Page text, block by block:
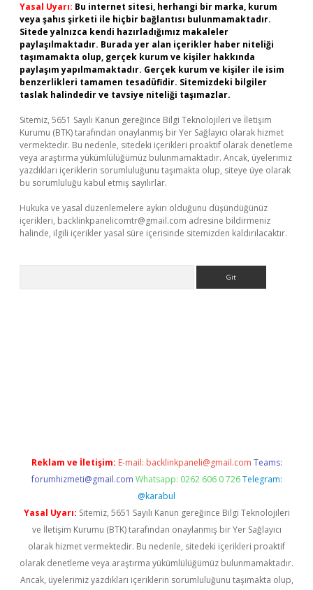
Yasal Uyarı: Bu internet sitesi, herhangi bir marka, kurum
veya şahıs şirketi ile hiçbir bağlantısı bulunmamaktadır.
Sitede yalnızca kendi hazırladığımız makaleler
paylaşılmaktadır. Burada yer alan içerikler haber niteliği
taşımamakta olup, gerçek kurum ve kişiler hakkında
paylaşım yapılmamaktadır. Gerçek kurum ve kişiler ile isim
benzerlikleri tamamen tesadüfidir. Sitemizdeki bilgiler
taslak halindedir ve tavsiye niteliği taşımazlar.
Sitemiz, 5651 Sayılı Kanun gereğince Bilgi Teknolojileri ve İletişim
Kurumu (BTK) tarafından onaylanmış bir Yer Sağlayıcı olarak hizmet
vermektedir. Bu nedenle, sitedeki içerikleri proaktif olarak denetleme
veya araştırma yükümlülüğümüz bulunmamaktadır. Ancak, üyelerimiz
yazdıkları içeriklerin sorumluluğunu taşımakta olup, siteye üye olarak
bu sorumluluğu kabul etmiş sayılırlar.
Hukuka ve yasal düzenlemelere aykırı olduğunu düşündüğünüz
içerikleri, backlinkpanelicomtr@gmail.com adresine bildirmeniz
halinde, ilgili içerikler yasal süre içerisinde sitemizden kaldırılacaktır.
Reklam ve İletişim: E-mail: backlinkpaneli@gmail.com Teams:
forumhizmeti@gmail.com Whatsapp: 0262 606 0 726 Telegram:
@karabul
Yasal Uyarı: Sitemiz, 5651 Sayılı Kanun gereğince Bilgi Teknolojileri
ve İletişim Kurumu (BTK) tarafından onaylanmış bir Yer Sağlayıcı
olarak hizmet vermektedir. Bu nedenle, sitedeki içerikleri proaktif
olarak denetleme veya araştırma yükümlülüğümüz bulunmamaktadır.
Ancak, üyelerimiz yazdıkları içeriklerin sorumluluğunu taşımakta olup,